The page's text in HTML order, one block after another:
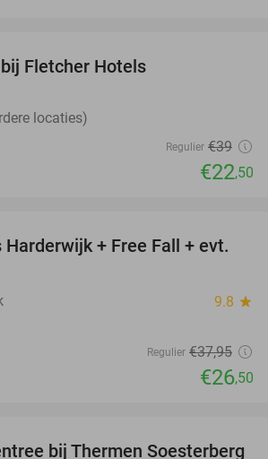
Fletcher Hotels
locaties)
Regulier €39
€22,50
30%
+ Free Fall + evt.
9.8 star
Regulier €37,95
€26,50
bij Thermen Soesterberg